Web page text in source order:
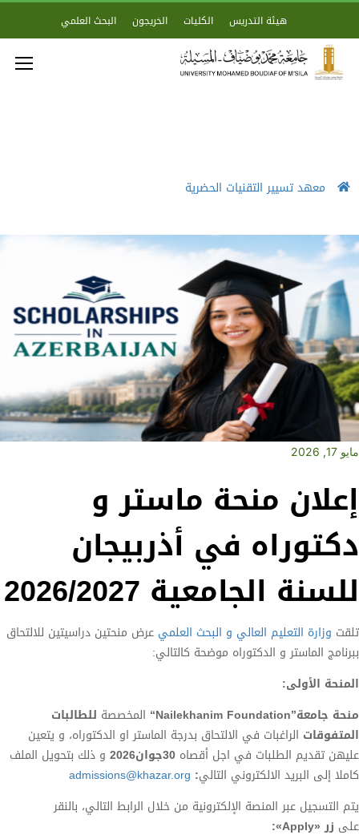
هيئة التدريس الكليات الخريجون البحث العلمي
معهد تسيير التقنيات الحضرية
مايو 17, 2026
إعلان منحة ماستر و
دكتوراه في أذربيجان
للسنة الجامعية 2026/2027
تلقت وزارة التعليم العالي و البحث العلمي عرض منحتين دراسيتين للالتحاق
ببرنامج الماستر و الدكتوراه موضحة كالتالي:
المنحة الأولى:
منحة جامعة”Nailekhanim Foundation
“ المخصصة للطالبات
المتفوقات الراغبات في الالتحاق بدرجة الماستر او الدكتوراه، و يتعين
عليهن تقديم الطلبات في اجل أقصاه 30جوان2026
و ذلك بتحويل الملف
كاملا إلى البريد الالكتروني التالي:
admissions@khazar.org
يتم التسجيل عبر المنصة الإلكترونية من خلال الرابط التالي، بالنقر
على زر«Apply»: